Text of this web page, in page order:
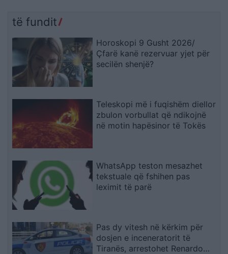
të fundit
Horoskopi 9 Gusht 2026/
Çfarë kanë rezervuar yjet për
secilën shenjë?
Teleskopi më i fuqishëm diellor
zbulon vorbullat që ndikojnë
në motin hapësinor të Tokës
WhatsApp teston mesazhet
tekstuale që fshihen pas
leximit të parë
Pas dy vitesh në kërkim për
dosjen e inceneratorit të
Tiranës, arrestohet Renardo